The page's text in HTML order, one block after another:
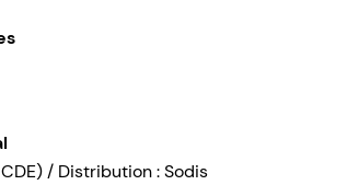
/ Distribution : Sodis